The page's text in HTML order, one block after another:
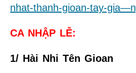
nhat-thanh-gioan-tay-
CA NHẬP LỄ:
1/ Hài Nhi Tên Gioan